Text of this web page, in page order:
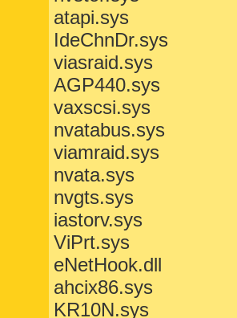
atapi.sys
IdeChnDr.sys
viasraid.sys
AGP440.sys
vaxscsi.sys
nvatabus.sys
viamraid.sys
nvata.sys
nvgts.sys
iastorv.sys
ViPrt.sys
eNetHook.dll
ahcix86.sys
KR10N.sys